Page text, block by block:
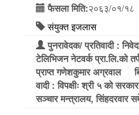
फैसला मिति:२०६३/०१/१८
संयुक्त इजलास
पुनरावेदक/ प्रतिवादी :
टेलिभिजन नेटवर्क प्रा.लि.को
प्राप्त गणेशकुमार अग्रवाल
वादी : विपक्षीः श्री ५ को
सञ्चार मन्त्रालय, सिंहदरवार